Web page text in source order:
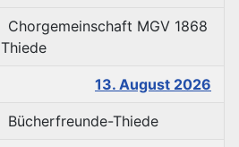
Chorgemeinschaft MGV 1868
Thiede
13. August 2026
Bücherfreunde-Thiede